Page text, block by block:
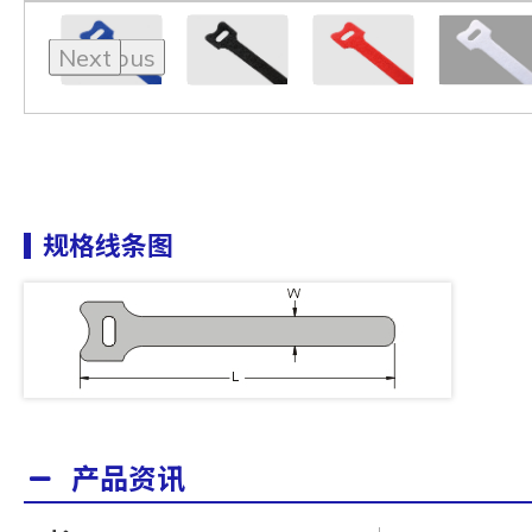
Previous
Next
规格线条图
产品资讯